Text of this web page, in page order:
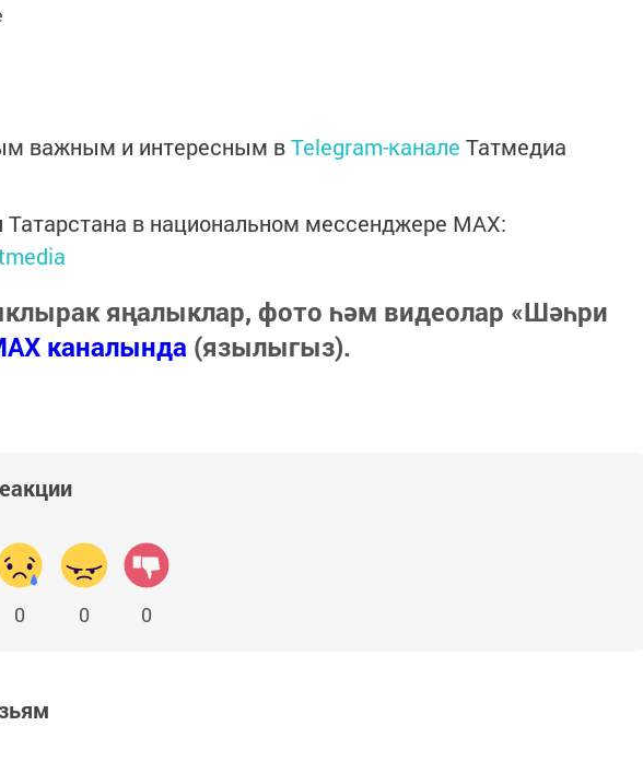
важным и интересным вTelegram-канале Татмедиа
Татарстана в национальном мессенджере MАХ:
яңалыклар, фото һәм видеолар «Шәһри
каналында (язылыгыз).
0 0 0